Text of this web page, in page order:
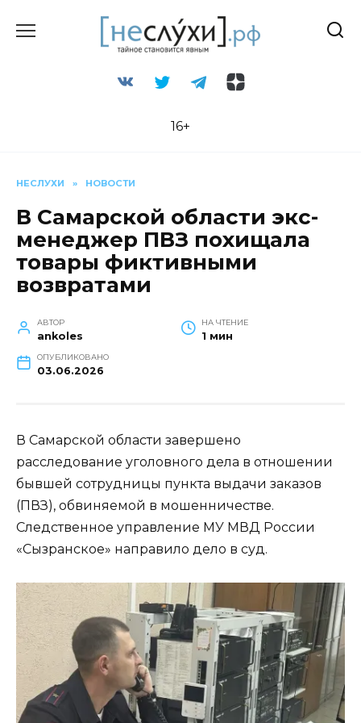
16+
НЕСЛУХИ » НОВОСТИ
В Самарской области экс-
менеджер ПВЗ похищала
товары фиктивными
возвратами
АВТОР
ankoles
НА ЧТЕНИЕ
1 мин
ОПУБЛИКОВАНО
03.06.2026
В Самарской области завершено
расследование уголовного дела в отношении
бывшей сотрудницы пункта выдачи заказов
(ПВЗ), обвиняемой в мошенничестве.
Следственное управление МУ МВД России
«Сызранское» направило дело в суд.